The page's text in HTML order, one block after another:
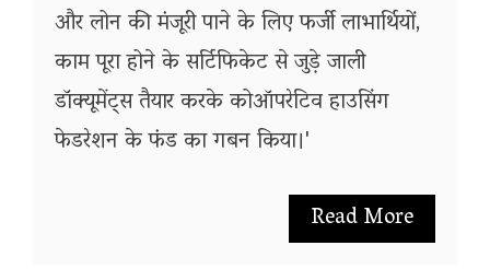
और लोन की मंजूरी पाने के लिए फर्जी लाभार्थियों,
काम पूरा होने के सर्टिफिकेट से जुड़े जाली
डॉक्यूमेंट्स तैयार करके कोऑपरेटिव हाउसिंग
फेडरेशन के फंड का गबन किया।'
Read More